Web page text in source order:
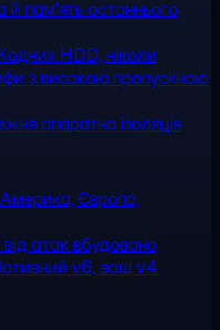
й пам'ять останнього
HDD, ніколи
з високою пропускною
апаратна ізоляція
Європа,
атак вбудовано
v6, ваш v4